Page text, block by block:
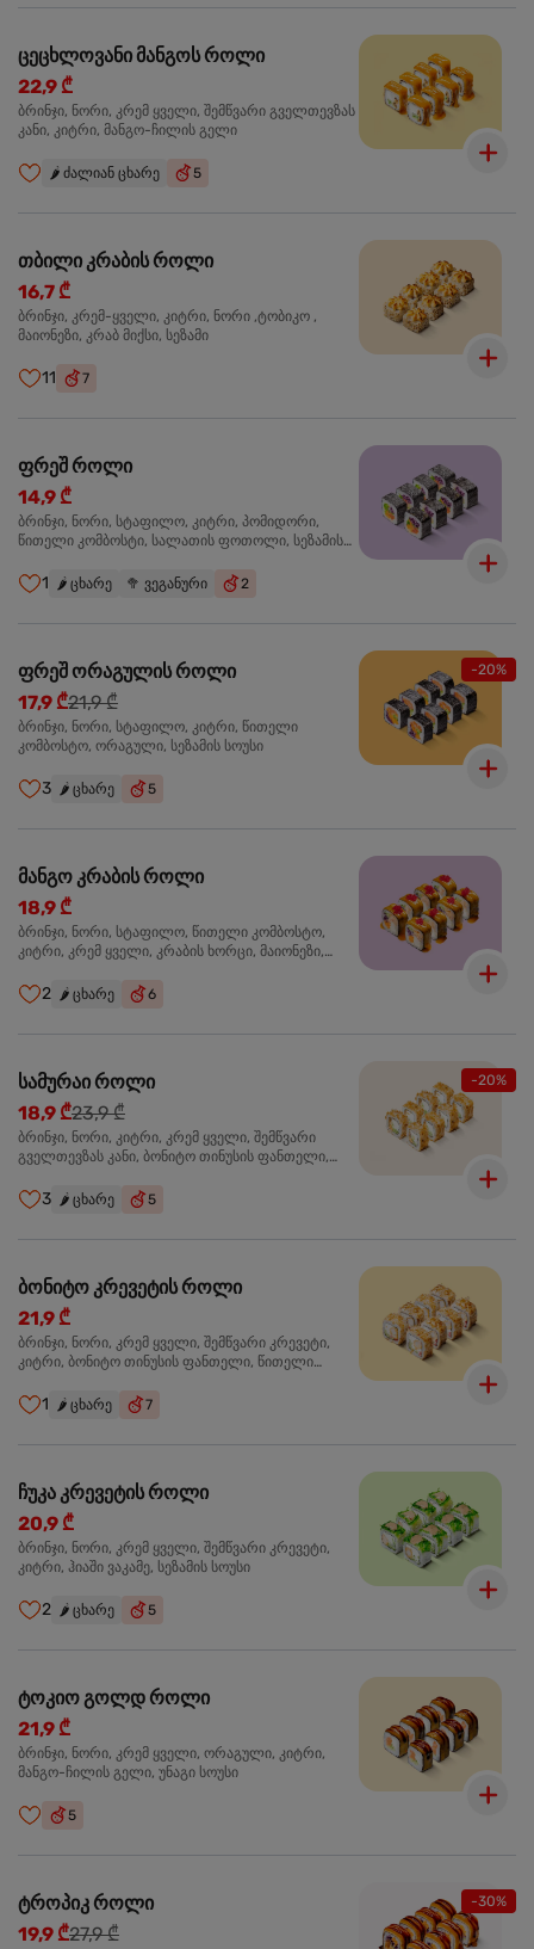
ცეცხლოვანი მანგოს როლი
22,9 ₾
ბრინჯი, ნორი, კრემ ყველი, შემწვარი გველთევზას
კანი, კიტრი, მანგო-ჩილის გელი
🌶️ ძალიან ცხარე 5
თბილი კრაბის როლი
16,7 ₾
ბრინჯი, კრემ-ყველი, კიტრი, ნორი ,ტობიკო ,
მაიონეზი, კრაბ მიქსი, სეზამი
11 7
ფრეშ როლი
14,9 ₾
ბრინჯი, ნორი, სტაფილო, კიტრი, პომიდორი,
წითელი კომბოსტი, სალათის ფოთოლი, სეზამის
1 🌶️ ცხარე 🥦 ვეგანური 2
-20%
ფრეშ ორაგულის როლი
17,9 ₾21,9 ₾
ბრინჯი, ნორი, სტაფილო, კიტრი, წითელი
კომბოსტო, ორაგული, სეზამის სოუსი
3 🌶️ ცხარე 5
მანგო კრაბის როლი
18,9 ₾
ბრინჯი, ნორი, სტაფილო, წითელი კომბოსტო,
კიტრი, კრემ ყველი, კრაბის ხორცი, მაიონეზი,
2 🌶️ ცხარე 6
-20%
სამურაი როლი
18,9 ₾23,9 ₾
ბრინჯი, ნორი, კიტრი, კრემ ყველი, შემწვარი
გველთევზას კანი, ბონიტო თინუსის ფანთელი,
3 🌶️ ცხარე 5
ბონიტო კრევეტის როლი
21,9 ₾
ბრინჯი, ნორი, კრემ ყველი, შემწვარი კრევეტი,
კიტრი, ბონიტო თინუსის ფანთელი, წითელი
1 🌶️ ცხარე 7
ჩუკა კრევეტის როლი
20,9 ₾
ბრინჯი, ნორი, კრემ ყველი, შემწვარი კრევეტი,
კიტრი, ჰიაში ვაკამე, სეზამის სოუსი
2 🌶️ ცხარე 5
ტოკიო გოლდ როლი
21,9 ₾
ბრინჯი, ნორი, კრემ ყველი, ორაგული, კიტრი,
მანგო-ჩილის გელი, უნაგი სოუსი
5
-30%
ტროპიკ როლი
19,9 ₾27,9 ₾